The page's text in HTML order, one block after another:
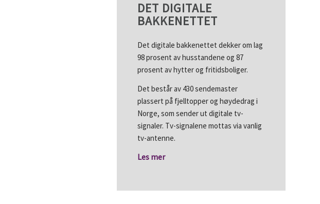
DET DIGITALE
BAKKENETTET
Det digitale bakkenettet dekker om lag
98 prosent av husstandene og 87
prosent av hytter og fritidsboliger.
Det består av 430 sendemaster
plassert på fjelltopper og høydedrag i
Norge, som sender ut digitale tv-
signaler. Tv-signalene mottas via vanlig
tv-antenne.
Les mer